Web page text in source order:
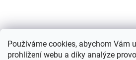
Používáme cookies, abychom Vám
prohlížení webu a díky analýze